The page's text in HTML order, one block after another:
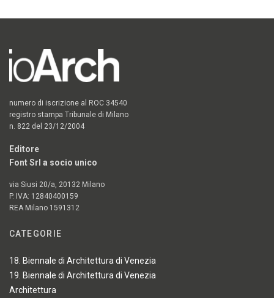
numero di iscrizione al ROC 34540
registro stampa Tribunale di Milano
n. 822 del 23/12/2004
Editore
Font Srl a socio unico
via Siusi 20/a, 20132 Milano
P. IVA: 12840400159
REA Milano 1591312
CATEGORIE
18. Biennale di Architettura di Venezia
19. Biennale di Architettura di Venezia
Architettura